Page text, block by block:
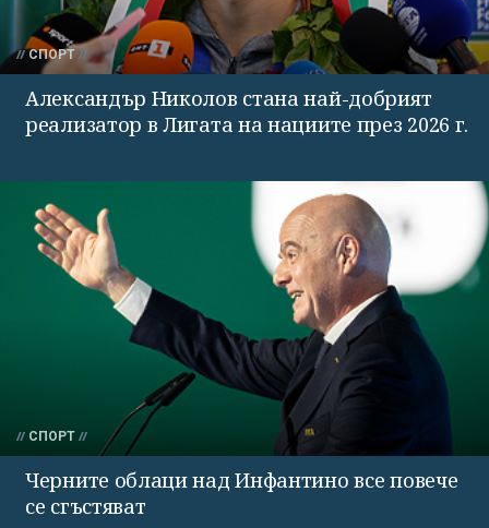
СПОРТ
Александър Николов стана най-добрият
реализатор в Лигата на нациите през 2026 г.
СПОРТ
Черните облаци над Инфантино все повече
се сгъстяват